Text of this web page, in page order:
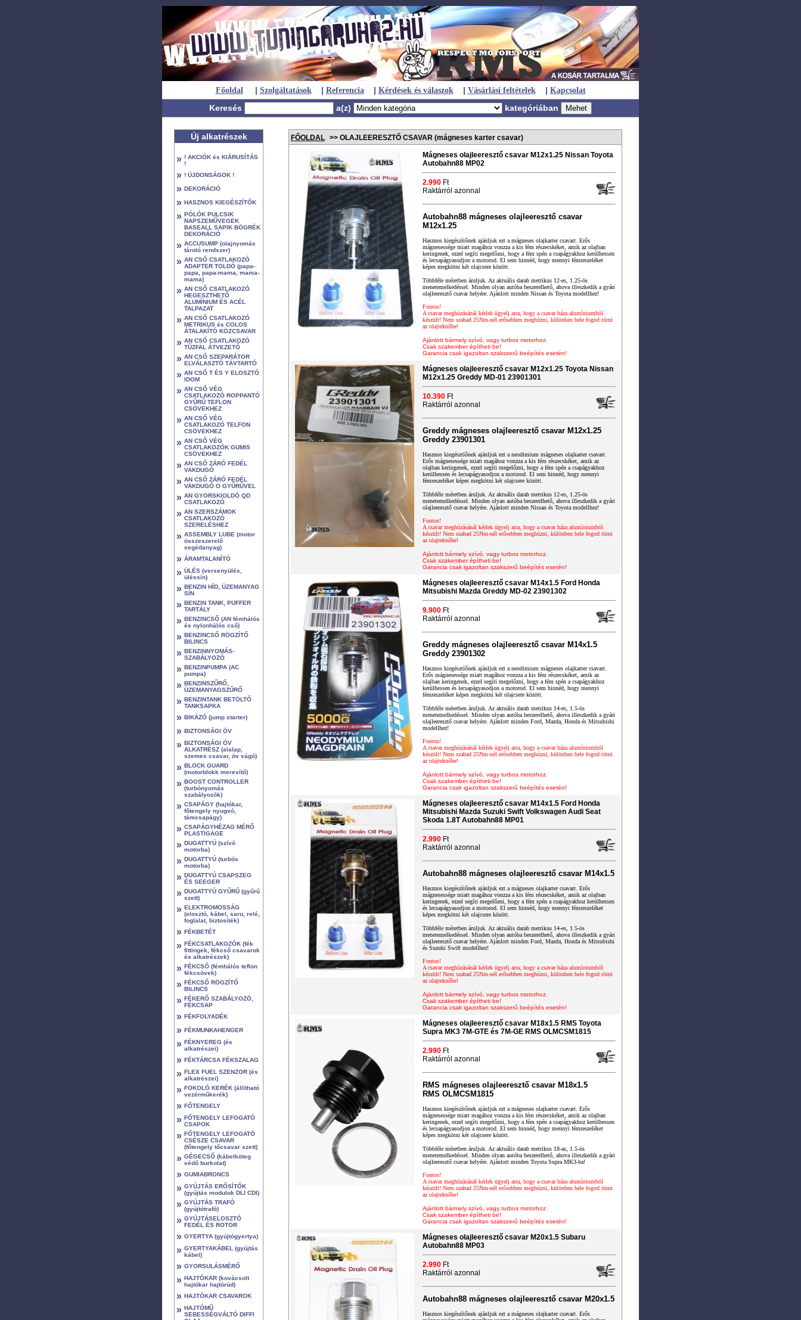
Főoldal | Szolgáltatások | Referencia | Kérdések és válaszok | Vásárlási feltételek | Kapcsolat
Keresés a(z) kategóriában
Új alkatrészek
» ! AKCIÓK és KIÁRUSÍTÁS
!
» ! ÚJDONSÁGOK !
» DEKORÁCIÓ
» HASZNOS KIEGÉSZÍTŐK
» PÓLÓK PULCSIK
NAPSZEMŰVEGEK
BASEALL SAPIK BÖGRÉK
DEKORÁCIÓ
» ACCUSUMP (olajnyomás
tároló rendszer)
» AN CSŐ CSATLAKOZÓ
ADAPTER TOLDÓ (papa-
papa, papa-mama, mama-
mama)
» AN CSŐ CSATLAKOZÓ
HEGESZTHETŐ
ALUMÍNIUM ÉS ACÉL
TALPAZAT
» AN CSŐ CSATLAKOZÓ
METRIKUS és COLOS
ÁTALAKÍTÓ KÖZCSAVAR
» AN CSŐ CSATLAKOZÓ
TŰZFAL ÁTVEZETŐ
» AN CSŐ SZEPARÁTOR
ELVÁLASZTÓ TÁVTARTÓ
» AN CSŐ T ÉS Y ELOSZTÓ
IDOM
» AN CSŐ VÉG
CSATLAKOZÓ ROPPANTÓ
GYŰRŰ TEFLON
CSÖVEKHEZ
» AN CSŐ VÉG
CSATLAKOZÓ TELFON
CSÖVEKHEZ
» AN CSŐ VÉG
CSATLAKOZÓK GUMIS
CSÖVEKHEZ
» AN CSŐ ZÁRÓ FEDÉL
VAKDUGÓ
» AN CSŐ ZÁRÓ FEDÉL
VAKDUGÓ O GYŰRŰVEL
» AN GYORSKIOLDÓ QD
CSATLAKOZÓ
» AN SZERSZÁMOK
CSATLAKOZÓ
SZERELÉSHEZ
» ASSEMBLY LUBE (motor
összeszerelő
segédanyag)
» ÁRAMTALANÍTÓ
» ÜLÉS (versenyülés,
üléssín)
» BENZIN HÍD, ÜZEMANYAG
SÍN
» BENZIN TANK, PUFFER
TARTÁLY
» BENZINCSŐ (AN fémhálós
és nylonhálós cső)
» BENZINCSŐ RÖGZÍTŐ
BILINCS
» BENZINNYOMÁS-
SZABÁLYOZÓ
» BENZINPUMPA (AC
pumpa)
» BENZINSZŰRŐ,
ÜZEMANYAGSZŰRŐ
» BENZINTANK BETÖLTŐ
TANKSAPKA
» BIKÁZÓ (jump starter)
» BIZTONSÁGI ÖV
» BIZTONSÁGI ÖV
ALKATRÉSZ (alalap,
szemes csavar, öv vágó)
» BLOCK GUARD
(motorblokk merevítő)
» BOOST CONTROLLER
(turbónyomás
szabályozók)
» CSAPÁGY (hajtókar,
főtengely nyugvó,
támcsapágy)
» CSAPÁGYHÉZAG MÉRŐ
PLASTIGAGE
» DUGATTYÚ (szívó
motorba)
» DUGATTYÚ (turbós
motorba)
» DUGATTYÚ CSAPSZEG
ÉS SEEGER
» DUGATTYÚ GYŰRŰ (gyűrű
szett)
» ELEKTROMOSSÁG
(elosztó, kábel, saru, relé,
foglalat, biztosíték)
» FÉKBETÉT
» FÉKCSATLAKOZÓK (fék
fittingek, fékcső csavarok
és alkatrészek)
» FÉKCSŐ (fémhálós teflon
fékcsövek)
» FÉKCSŐ RÖGZÍTŐ
BILINCS
» FÉKERŐ SZABÁLYOZÓ,
FÉKCSAP
» FÉKFOLYADÉK
» FÉKMUNKAHENGER
» FÉKNYEREG (és
alkatrészei)
» FÉKTÁRCSA FÉKSZALAG
» FLEX FUEL SZENZOR (és
alkatrészei)
» FOKOLÓ KERÉK (állítható
vezérműkerék)
» FŐTENGELY
» FŐTENGELY LEFOGATÓ
CSAPOK
» FŐTENGELY LEFOGATÓ
CSÉSZE CSAVAR
(főtengely tőcsavar szett)
» GÉGECSŐ (kábelköteg
védő burkolat)
» GUMIABRONCS
» GYÚJTÁS ERŐSÍTŐK
(gyújtás modulok DLI CDI)
» GYÚJTÁS TRAFÓ
(gyújtótrafó)
» GYÚJTÁSELOSZTÓ
FEDÉL ÉS ROTOR
» GYERTYA (gyújtógyertya)
» GYERTYAKÁBEL (gyújtás
kábel)
» GYORSULÁSMÉRŐ
» HAJTÓKAR (kovácsolt
hajtókar hajtórúd)
» HAJTÓKAR CSAVAROK
» HAJTÓMŰ
SEBESSÉGVÁLTÓ DIFFI
FŐOLDAL >> OLAJLEERESZTŐ CSAVAR (mágneses karter csavar)
Mágneses olajleeresztő csavar M12x1.25 Nissan Toyota
Autobahn88 MP02
2.990 Ft
Raktárról azonnal
Autobahn88 mágneses olajleeresztő csavar
M12x1.25
Hasznos kiegészítőnek ajánljuk ezt a mágneses olajkarter csavart. Erős
mágnesessége miatt magához vonzza a kis fém részecskéket, amik az olajban
keringenek, ezzel segíti megelőzni, hogy a fém spén a csapágyakhoz kerülhessen
és lecsapágyasodjon a motorod. El sem hinnéd, hogy mennyi fémreszeléket
képes megkötni két olajcsere között.
Többféle méretben áruljuk. Az aktuális darab metrikus 12-es, 1.25-ös
menetemelkedéssel. Minden olyan autóba beszerelhető, ahova illeszkedik a gyári
olajleeresztő csavar helyére. Ajánlott minden Nissan és Toyota modellhez!
Fontos!
A csavar meghúzásánál kérlek ügyelj arra, hogy a csavar háza alumíniumból
készült! Nem szabad 25Nm-nél erősebben meghúzni, különben bele fogod törni
az olajteknőbe!
Ajánlott bármely szívó, vagy turbos motorhoz.
Csak szakember építheti be!
Garancia csak igazoltan szakszerű beépítés esetén!
Mágneses olajleeresztő csavar M12x1.25 Toyota Nissan
M12x1.25 Greddy MD-01 23901301
10.390 Ft
Raktárról azonnal
Greddy mágneses olajleeresztő csavar M12x1.25
Greddy 23901301
Hasznos kiegésztíőnek ajánljuk ezt a neodimium mágneses olajkarter csavart.
Erős mágnesessége miatt magához vonzza a kis fém részecskéket, amik az
olajban keringenek, ezzel segíti megelőzni, hogy a fém spén a csapágyakhoz
kerülhessen és lecsapágyasodjon a motorod. El sem hinnéd, hogy mennyi
fémreszeléket képes megkötni két olajcsere között.
Többféle méretben áruljuk. Az aktuális darab metrikus 12-es, 1.25-ös
menetemelkedéssel. Minden olyan autóba beszerelhető, ahova illeszkedik a gyári
olajleeresztő csavar helyére. Ajánlott minden Nissan és Toyota modellhez!
Fontos!
A csavar meghúzásánál kérlek ügyelj arra, hogy a csavar háza alumíniumból
készült! Nem szabad 25Nm-nél erősebben meghúzni, különben bele fogod törni
az olajteknőbe!
Ajánlott bármely szívó, vagy turbos motorhoz.
Csak szakember építheti be!
Garancia csak igazoltan szakszerű beépítés esetén!
Mágneses olajleeresztő csavar M14x1.5 Ford Honda
Mitsubishi Mazda Greddy MD-02 23901302
9.900 Ft
Raktárról azonnal
Greddy mágneses olajleeresztő csavar M14x1.5
Greddy 23901302
Hasznos kiegésztíőnek ajánljuk ezt a neodimium mágneses olajkarter csavart.
Erős mágnesessége miatt magához vonzza a kis fém részecskéket, amik az
olajban keringenek, ezzel segíti megelőzni, hogy a fém spén a csapágyakhoz
kerülhessen és lecsapágyasodjon a motorod. El sem hinnéd, hogy mennyi
fémreszeléket képes megkötni két olajcsere között.
Többféle méretben áruljuk. Az aktuális darab metrikus 14-es, 1.5-ös
menetemelkedéssel. Minden olyan autóba beszerelhető, ahova illeszkedik a gyári
olajleeresztő csavar helyére. Ajánlott minden Ford, Mazda, Honda és Mitsubishi
modellhez!
Fontos!
A csavar meghúzásánál kérlek ügyelj arra, hogy a csavar háza alumíniumból
készült! Nem szabad 25Nm-nél erősebben meghúzni, különben bele fogod törni
az olajteknőbe!
Ajánlott bármely szívó, vagy turbos motorhoz.
Csak szakember építheti be!
Garancia csak igazoltan szakszerű beépítés esetén!
Mágneses olajleeresztő csavar M14x1.5 Ford Honda
Mitsubishi Mazda Suzuki Swift Volkswagen Audi Seat
Skoda 1.8T Autobahn88 MP01
2.990 Ft
Raktárról azonnal
Autobahn88 mágneses olajleeresztő csavar M14x1.5
Hasznos kiegészítőnek ajánljuk ezt a mágneses olajkarter csavart. Erős
mágnesessége miatt magához vonzza a kis fém részecskéket, amik az olajban
keringenek, ezzel segíti megelőzni, hogy a fém spén a csapágyakhoz kerülhessen
és lecsapágyasodjon a motorod. El sem hinnéd, hogy mennyi fémreszeléket
képes megkötni két olajcsere között.
Többféle méretben áruljuk. Az aktuális darab metrikus 14-es, 1.5-ös
menetemelkedéssel. Minden olyan autóba beszerelhető, ahova illeszkedik a gyári
olajleeresztő csavar helyére. Ajánlott minden Ford, Mazda, Honda és Mitsubishi
és Suzuki Swift modellhez!
Fontos!
A csavar meghúzásánál kérlek ügyelj arra, hogy a csavar háza alumíniumból
készült! Nem szabad 25Nm-nél erősebben meghúzni, különben bele fogod törni
az olajteknőbe!
Ajánlott bármely szívó, vagy turbos motorhoz.
Csak szakember építheti be!
Garancia csak igazoltan szakszerű beépítés esetén!
Mágneses olajleeresztő csavar M18x1.5 RMS Toyota
Supra MK3 7M-GTE és 7M-GE RMS OLMCSM1815
2.990 Ft
Raktárról azonnal
RMS mágneses olajleeresztő csavar M18x1.5
RMS OLMCSM1815
Hasznos kiegészítőnek ajánljuk ezt a mágneses olajkarter csavart. Erős
mágnesessége miatt magához vonzza a kis fém részecskéket, amik az olajban
keringenek, ezzel segíti megelőzni, hogy a fém spén a csapágyakhoz kerülhessen
és lecsapágyasodjon a motorod. El sem hinnéd, hogy mennyi fémreszeléket
képes megkötni két olajcsere között.
Többféle méretben áruljuk. Az aktuális darab metrikus 18-as, 1.5-ös
menetemelkedéssel. Minden olyan autóba beszerelhető, ahova illeszkedik a gyári
olajleeresztő csavar helyére. Ajánlott minden Toyota Supra MK3-ba!
Fontos!
A csavar meghúzásánál kérlek ügyelj arra, hogy a csavar háza alumíniumból
készült! Nem szabad 25Nm-nél erősebben meghúzni, különben bele fogod törni
az olajteknőbe!
Ajánlott bármely szívó, vagy turbos motorhoz.
Csak szakember építheti be!
Garancia csak igazoltan szakszerű beépítés esetén!
Mágneses olajleeresztő csavar M20x1.5 Subaru
Autobahn88 MP03
2.990 Ft
Raktárról azonnal
Autobahn88 mágneses olajleeresztő csavar M20x1.5
Hasznos kiegészítőnek ajánljuk ezt a mágneses olajkarter csavart. Erős